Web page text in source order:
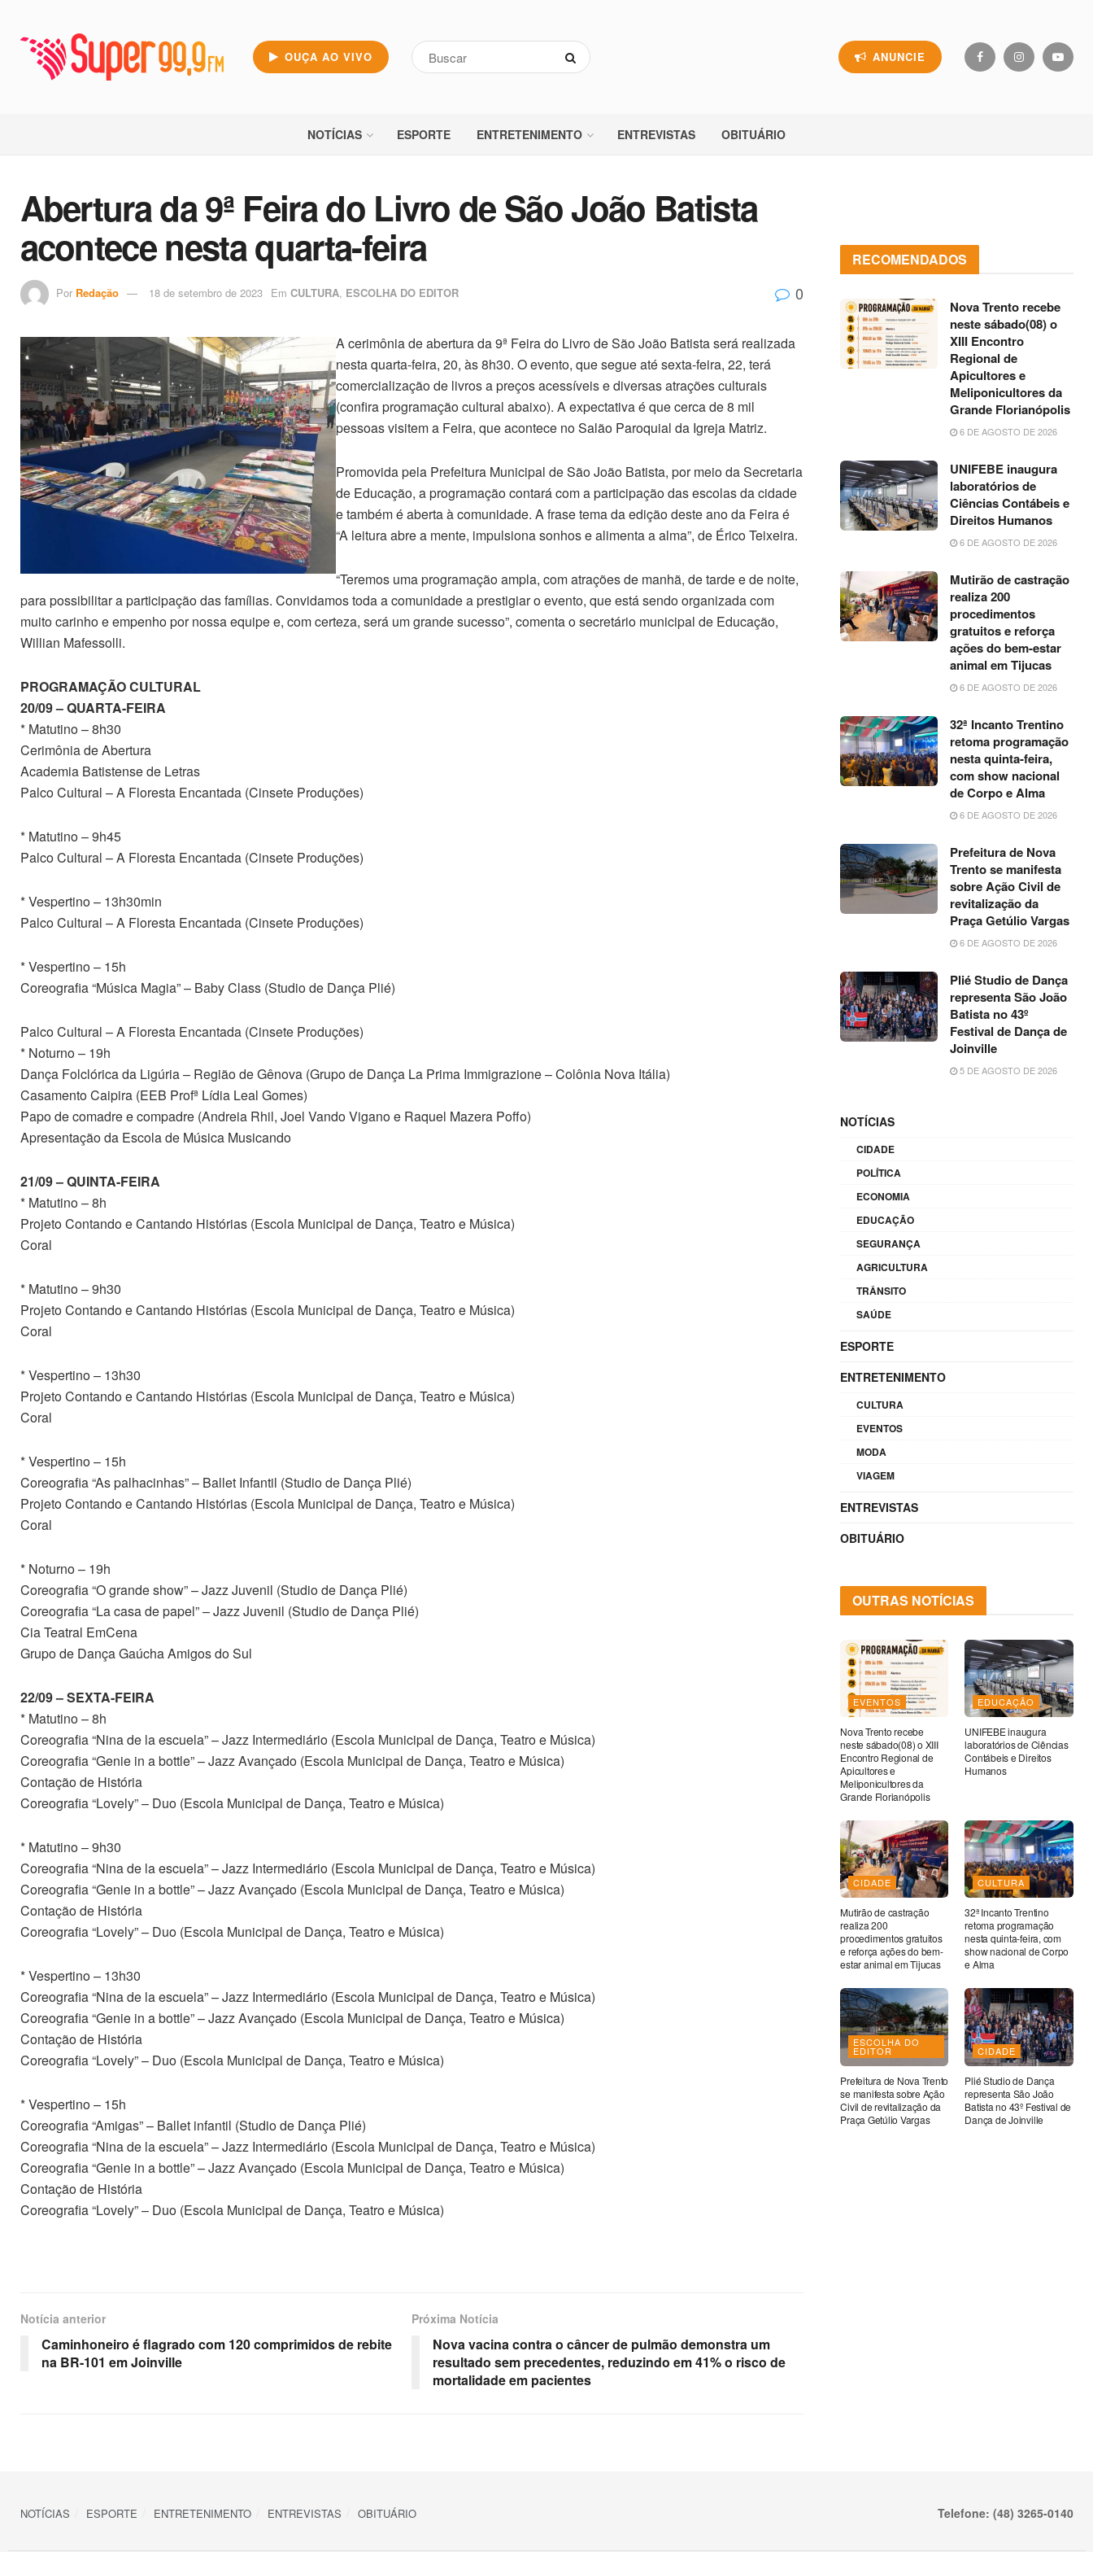
OUÇA AO VIVO ANUNCIE
NOTÍCIAS ESPORTE ENTRETENIMENTO ENTREVISTAS OBITUÁRIO
Abertura da 9ª Feira do Livro de São João Batista
acontece nesta quarta-feira
Por Redação 18 de setembro de 2023 Em CULTURA, ESCOLHA DO EDITOR 0
A cerimônia de abertura da 9ª Feira do Livro de São João Batista será realizada
nesta quarta-feira, 20, às 8h30. O evento, que segue até sexta-feira, 22, terá
comercialização de livros a preços acessíveis e diversas atrações culturais
(confira programação cultural abaixo). A expectativa é que cerca de 8 mil
pessoas visitem a Feira, que acontece no Salão Paroquial da Igreja Matriz.
Promovida pela Prefeitura Municipal de São João Batista, por meio da Secretaria
de Educação, a programação contará com a participação das escolas da cidade
e também é aberta à comunidade. A frase tema da edição deste ano da Feira é
“A leitura abre a mente, impulsiona sonhos e alimenta a alma”, de Érico Teixeira.
“Teremos uma programação ampla, com atrações de manhã, de tarde e de noite,
para possibilitar a participação das famílias. Convidamos toda a comunidade a prestigiar o evento, que está sendo organizada com
muito carinho e empenho por nossa equipe e, com certeza, será um grande sucesso”, comenta o secretário municipal de Educação,
Willian Mafessolli.
PROGRAMAÇÃO CULTURAL
20/09 – QUARTA-FEIRA
* Matutino – 8h30
Cerimônia de Abertura
Academia Batistense de Letras
Palco Cultural – A Floresta Encantada (Cinsete Produções)
* Matutino – 9h45
Palco Cultural – A Floresta Encantada (Cinsete Produções)
* Vespertino – 13h30min
Palco Cultural – A Floresta Encantada (Cinsete Produções)
* Vespertino – 15h
Coreografia “Música Magia” – Baby Class (Studio de Dança Plié)
Palco Cultural – A Floresta Encantada (Cinsete Produções)
* Noturno – 19h
Dança Folclórica da Ligúria – Região de Gênova (Grupo de Dança La Prima Immigrazione – Colônia Nova Itália)
Casamento Caipira (EEB Profª Lídia Leal Gomes)
Papo de comadre e compadre (Andreia Rhil, Joel Vando Vigano e Raquel Mazera Poffo)
Apresentação da Escola de Música Musicando
21/09 – QUINTA-FEIRA
* Matutino – 8h
Projeto Contando e Cantando Histórias (Escola Municipal de Dança, Teatro e Música)
Coral
* Matutino – 9h30
Projeto Contando e Cantando Histórias (Escola Municipal de Dança, Teatro e Música)
Coral
* Vespertino – 13h30
Projeto Contando e Cantando Histórias (Escola Municipal de Dança, Teatro e Música)
Coral
* Vespertino – 15h
Coreografia “As palhacinhas” – Ballet Infantil (Studio de Dança Plié)
Projeto Contando e Cantando Histórias (Escola Municipal de Dança, Teatro e Música)
Coral
* Noturno – 19h
Coreografia “O grande show” – Jazz Juvenil (Studio de Dança Plié)
Coreografia “La casa de papel” – Jazz Juvenil (Studio de Dança Plié)
Cia Teatral EmCena
Grupo de Dança Gaúcha Amigos do Sul
22/09 – SEXTA-FEIRA
* Matutino – 8h
Coreografia “Nina de la escuela” – Jazz Intermediário (Escola Municipal de Dança, Teatro e Música)
Coreografia “Genie in a bottle” – Jazz Avançado (Escola Municipal de Dança, Teatro e Música)
Contação de História
Coreografia “Lovely” – Duo (Escola Municipal de Dança, Teatro e Música)
* Matutino – 9h30
Coreografia “Nina de la escuela” – Jazz Intermediário (Escola Municipal de Dança, Teatro e Música)
Coreografia “Genie in a bottle” – Jazz Avançado (Escola Municipal de Dança, Teatro e Música)
Contação de História
Coreografia “Lovely” – Duo (Escola Municipal de Dança, Teatro e Música)
* Vespertino – 13h30
Coreografia “Nina de la escuela” – Jazz Intermediário (Escola Municipal de Dança, Teatro e Música)
Coreografia “Genie in a bottle” – Jazz Avançado (Escola Municipal de Dança, Teatro e Música)
Contação de História
Coreografia “Lovely” – Duo (Escola Municipal de Dança, Teatro e Música)
* Vespertino – 15h
Coreografia “Amigas” – Ballet infantil (Studio de Dança Plié)
Coreografia “Nina de la escuela” – Jazz Intermediário (Escola Municipal de Dança, Teatro e Música)
Coreografia “Genie in a bottle” – Jazz Avançado (Escola Municipal de Dança, Teatro e Música)
Contação de História
Coreografia “Lovely” – Duo (Escola Municipal de Dança, Teatro e Música)
Notícia anterior
Caminhoneiro é flagrado com 120 comprimidos de rebite
na BR-101 em Joinville
Próxima Notícia
Nova vacina contra o câncer de pulmão demonstra um
resultado sem precedentes, reduzindo em 41% o risco de
mortalidade em pacientes
RECOMENDADOS
Nova Trento recebe
neste sábado(08) o
XIII Encontro
Regional de
Apicultores e
Meliponicultores da
Grande Florianópolis
6 DE AGOSTO DE 2026
UNIFEBE inaugura
laboratórios de
Ciências Contábeis e
Direitos Humanos
6 DE AGOSTO DE 2026
Mutirão de castração
realiza 200
procedimentos
gratuitos e reforça
ações do bem-estar
animal em Tijucas
6 DE AGOSTO DE 2026
32ª Incanto Trentino
retoma programação
nesta quinta-feira,
com show nacional
de Corpo e Alma
6 DE AGOSTO DE 2026
Prefeitura de Nova
Trento se manifesta
sobre Ação Civil de
revitalização da
Praça Getúlio Vargas
6 DE AGOSTO DE 2026
Plié Studio de Dança
representa São João
Batista no 43º
Festival de Dança de
Joinville
5 DE AGOSTO DE 2026
NOTÍCIAS
CIDADE
POLÍTICA
ECONOMIA
EDUCAÇÃO
SEGURANÇA
AGRICULTURA
TRÂNSITO
SAÚDE
ESPORTE
ENTRETENIMENTO
CULTURA
EVENTOS
MODA
VIAGEM
ENTREVISTAS
OBITUÁRIO
OUTRAS NOTÍCIAS
EVENTOS
Nova Trento recebe
neste sábado(08) o XIII
Encontro Regional de
Apicultores e
Meliponicultores da
Grande Florianópolis
EDUCAÇÃO
UNIFEBE inaugura
laboratórios de Ciências
Contábeis e Direitos
Humanos
CIDADE
Mutirão de castração
realiza 200
procedimentos gratuitos
e reforça ações do bem-
estar animal em Tijucas
CULTURA
32ª Incanto Trentino
retoma programação
nesta quinta-feira, com
show nacional de Corpo
e Alma
ESCOLHA DO
EDITOR
Prefeitura de Nova Trento
se manifesta sobre Ação
Civil de revitalização da
Praça Getúlio Vargas
CIDADE
Plié Studio de Dança
representa São João
Batista no 43º Festival de
Dança de Joinville
NOTÍCIAS ESPORTE ENTRETENIMENTO ENTREVISTAS OBITUÁRIO Telefone: (48) 3265-0140